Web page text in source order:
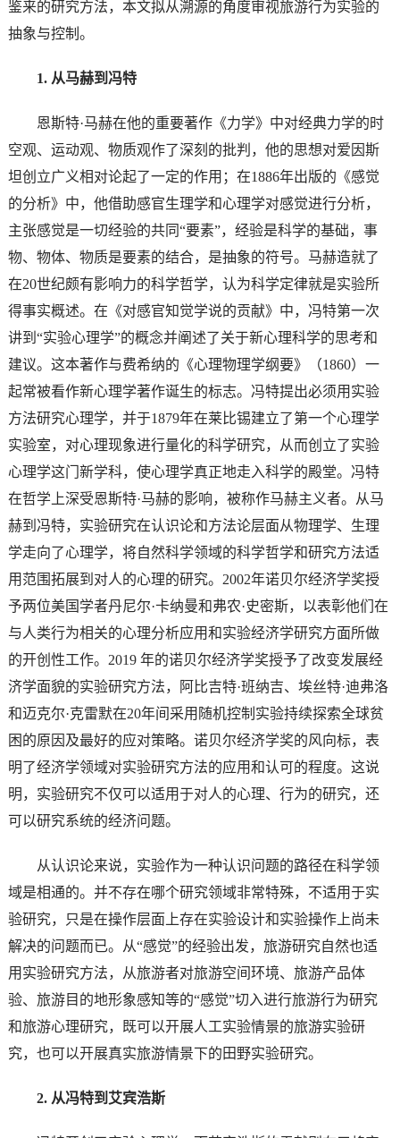
鉴来的研究方法，本文拟从溯源的角度审视旅游行为实验的
抽象与控制。
1. 从马赫到冯特
恩斯特·马赫在他的重要著作《力学》中对经典力学的时
空观、运动观、物质观作了深刻的批判，他的思想对爱因斯
坦创立广义相对论起了一定的作用；在1886年出版的《感觉
的分析》中，他借助感官生理学和心理学对感觉进行分析，
主张感觉是一切经验的共同“要素”，经验是科学的基础，事
物、物体、物质是要素的结合，是抽象的符号。马赫造就了
在20世纪颇有影响力的科学哲学，认为科学定律就是实验所
得事实概述。在《对感官知觉学说的贡献》中，冯特第一次
讲到“实验心理学”的概念并阐述了关于新心理科学的思考和
建议。这本著作与费希纳的《心理物理学纲要》（1860）一
起常被看作新心理学著作诞生的标志。冯特提出必须用实验
方法研究心理学，并于1879年在莱比锡建立了第一个心理学
实验室，对心理现象进行量化的科学研究，从而创立了实验
心理学这门新学科，使心理学真正地走入科学的殿堂。冯特
在哲学上深受恩斯特·马赫的影响，被称作马赫主义者。从马
赫到冯特，实验研究在认识论和方法论层面从物理学、生理
学走向了心理学，将自然科学领域的科学哲学和研究方法适
用范围拓展到对人的心理的研究。2002年诺贝尔经济学奖授
予两位美国学者丹尼尔·卡纳曼和弗农·史密斯，以表彰他们在
与人类行为相关的心理分析应用和实验经济学研究方面所做
的开创性工作。2019 年的诺贝尔经济学奖授予了改变发展经
济学面貌的实验研究方法，阿比吉特·班纳吉、埃丝特·迪弗洛
和迈克尔·克雷默在20年间采用随机控制实验持续探索全球贫
困的原因及最好的应对策略。诺贝尔经济学奖的风向标，表
明了经济学领域对实验研究方法的应用和认可的程度。这说
明，实验研究不仅可以适用于对人的心理、行为的研究，还
可以研究系统的经济问题。
从认识论来说，实验作为一种认识问题的路径在科学领
域是相通的。并不存在哪个研究领域非常特殊，不适用于实
验研究，只是在操作层面上存在实验设计和实验操作上尚未
解决的问题而已。从“感觉”的经验出发，旅游研究自然也适
用实验研究方法，从旅游者对旅游空间环境、旅游产品体
验、旅游目的地形象感知等的“感觉”切入进行旅游行为研究
和旅游心理研究，既可以开展人工实验情景的旅游实验研
究，也可以开展真实旅游情景下的田野实验研究。
2. 从冯特到艾宾浩斯